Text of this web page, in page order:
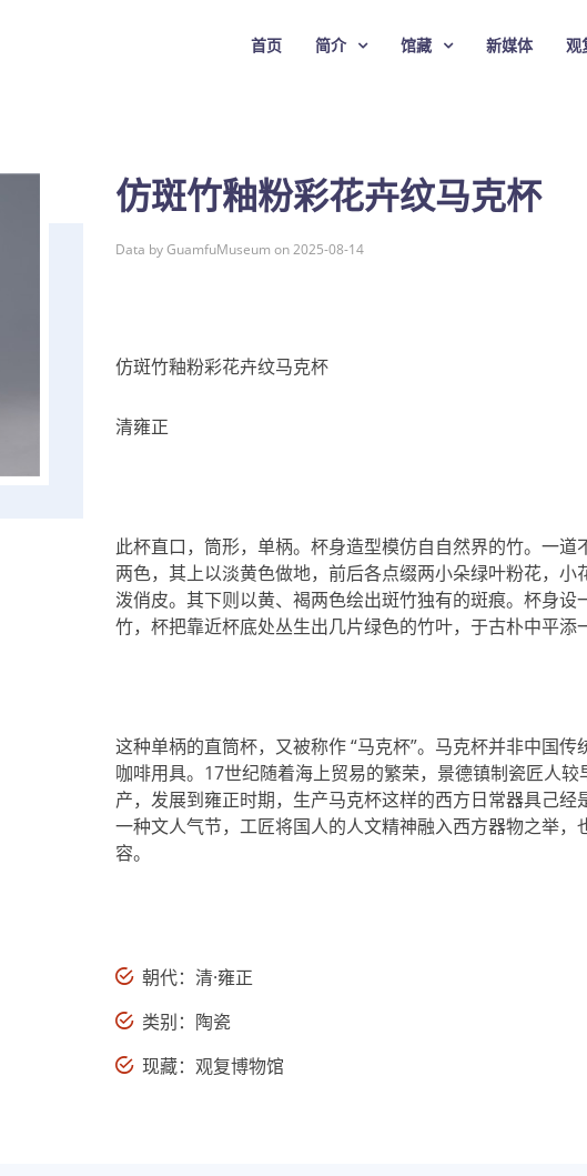
首页 简介 馆藏 新媒体 观
仿斑竹釉粉彩花卉纹马克杯
Data by GuamfuMuseum on 2025-08-14
仿斑竹釉粉彩花卉纹马克杯
清雍正
此杯直口，筒形，单柄。杯身造型模仿自自然界的竹。一道
两色，其上以淡黄色做地，前后各点缀两小朵绿叶粉花，小
泼俏皮。其下则以黄、褐两色绘出斑竹独有的斑痕。杯身设
竹，杯把靠近杯底处丛生出几片绿色的竹叶，于古朴中平添
这种单柄的直筒杯，又被称作 “马克杯”。马克杯并非中国传
咖啡用具。17世纪随着海上贸易的繁荣，景德镇制瓷匠人
产，发展到雍正时期，生产马克杯这样的西方日常器具己经
一种文人气节，工匠将国人的人文精神融入西方器物之举，
容。
朝代：清·雍正
类别：陶瓷
现藏：观复博物馆